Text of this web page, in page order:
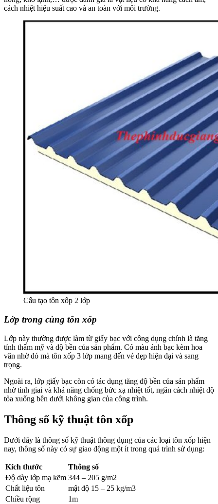
cách nhiệt hiệu suất cao và an toàn với môi trường.
Cấu tạo tôn xốp 2 lớp
Lớp trong cùng tôn xốp
Lớp này thường được làm từ giấy bạc với công dụng chính là tăng
tính thẩm mỹ và độ bền của sản phẩm. Có màu ánh bạc kèm hoa
văn nhờ đó mà tôn xốp 3 lớp mang đến vẻ đẹp hiện đại và sang
trọng.
Ngoài ra, lớp giấy bạc còn có tác dụng tăng độ bền của sản phẩm
nhờ tính giai và khả năng chống bức xạ nhiệt tốt, ngăn cách nhiệt độ
tỏa xuống bên dưới không gian của công trình.
Thông số kỹ thuật tôn xốp
Dưới đây là thông số kỹ thuật thông dụng của các loại tôn xốp hiện
nay, thông số này có sự giao động một ít trong quá trình sử dụng:
Kích thước
Thông số
Độ dày lớp mạ kẽm 344 – 205 g/m2
Chất liệu tôn
mật độ 15 – 25 kg/m3
Chiều rộng
1m